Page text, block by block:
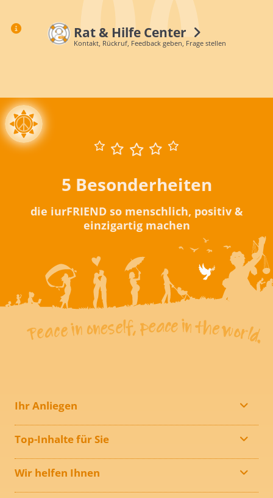
Rat & Hilfe Center
Kontakt, Rückruf, Feedback geben, Frage stellen
5 Besonderheiten
die iurFRIEND so menschlich, positiv &
einzigartig machen
Ihr Anliegen
Top-Inhalte für Sie
Wir helfen Ihnen